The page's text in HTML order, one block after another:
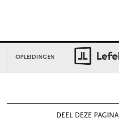
OPLEIDINGEN
Sidebar
DEEL DEZE PAGINA